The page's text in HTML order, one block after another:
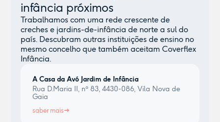
infância próximos
Trabalhamos com uma rede crescente de
creches e jardins-de-infância de norte a sul do
país. Descubram outras instituições de ensino no
mesmo concelho que também aceitam Coverflex
Infância.
A Casa da Avó Jardim de Infância
Rua D.Maria II, nº 83, 4430-086, Vila Nova de
Gaia
saber mais